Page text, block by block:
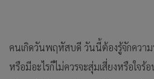
คนเกิดวันพฤหัสบดี วันนี้ต้องรู้จักควา
หรือมีอะไรก็ไม่ควรจะสุ่มเสี่ยงหรือใจ